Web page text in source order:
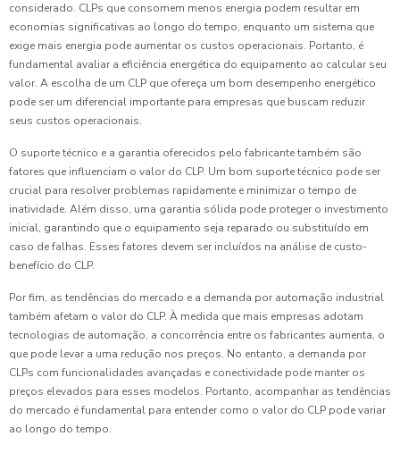
considerado. CLPs que consomem menos energia podem resultar em
economias significativas ao longo do tempo, enquanto um sistema que
exige mais energia pode aumentar os custos operacionais. Portanto, é
fundamental avaliar a eficiência energética do equipamento ao calcular seu
valor. A escolha de um CLP que ofereça um bom desempenho energético
pode ser um diferencial importante para empresas que buscam reduzir
seus custos operacionais.
O suporte técnico e a garantia oferecidos pelo fabricante também são
fatores que influenciam o valor do CLP. Um bom suporte técnico pode ser
crucial para resolver problemas rapidamente e minimizar o tempo de
inatividade. Além disso, uma garantia sólida pode proteger o investimento
inicial, garantindo que o equipamento seja reparado ou substituído em
caso de falhas. Esses fatores devem ser incluídos na análise de custo-
benefício do CLP.
Por fim, as tendências do mercado e a demanda por automação industrial
também afetam o valor do CLP. À medida que mais empresas adotam
tecnologias de automação, a concorrência entre os fabricantes aumenta, o
que pode levar a uma redução nos preços. No entanto, a demanda por
CLPs com funcionalidades avançadas e conectividade pode manter os
preços elevados para esses modelos. Portanto, acompanhar as tendências
do mercado é fundamental para entender como o valor do CLP pode variar
ao longo do tempo.